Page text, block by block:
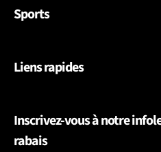
Sports
Liens rapides
Inscrivez-vous à notre
rabais